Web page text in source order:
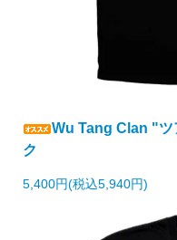
Wu Tang Clan "ツ
ク
5,400円(税込5,940円)